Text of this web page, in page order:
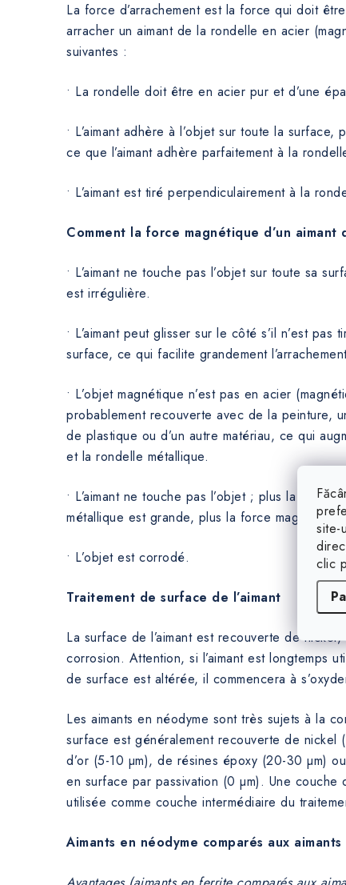
site-
clic
La force d’arrachement est la force qui doit
arracher un aimant de la rondelle en acier
suivantes :
• La rondelle doit être en acier pur et d’une
• L’aimant adhère à l’objet sur toute la
ce que l’aimant adhère parfaitement à la
• L’aimant est tiré perpendiculairement à la
Comment la force magnétique d’un aimant
• L’aimant ne touche pas l’objet sur toute sa
est irrégulière.
• L’aimant peut glisser sur le côté s’il n’est pas
surface, ce qui facilite grandement
• L’objet magnétique n’est pas en acier
probablement recouverte avec de la peinture,
de plastique ou d’un autre matériau, ce qui
et la rondelle métallique.
• L’aimant ne touche pas l’objet ; plus la
métallique est grande, plus la force
• L’objet est corrodé.
Traitement de surface de l’aimant
La surface de l’aimant est recouverte de
corrosion. Attention, si l’aimant est longtemps
de surface est altérée, il commencera à
Les aimants en néodyme sont très sujets à la
surface est généralement recouverte de nickel
d’or (5-10 µm), de résines époxy (20-30 µm)
en surface par passivation (0 µm). Une couche
utilisée comme couche intermédiaire du
Aimants en néodyme comparés aux